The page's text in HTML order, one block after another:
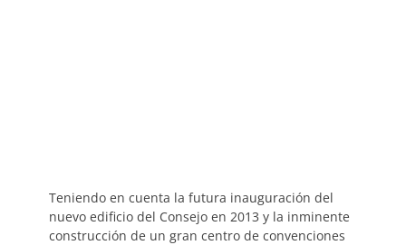
Teniendo en cuenta la futura inauguración del
nuevo edificio del Consejo en 2013 y la inminente
construcción de un gran centro de convenciones